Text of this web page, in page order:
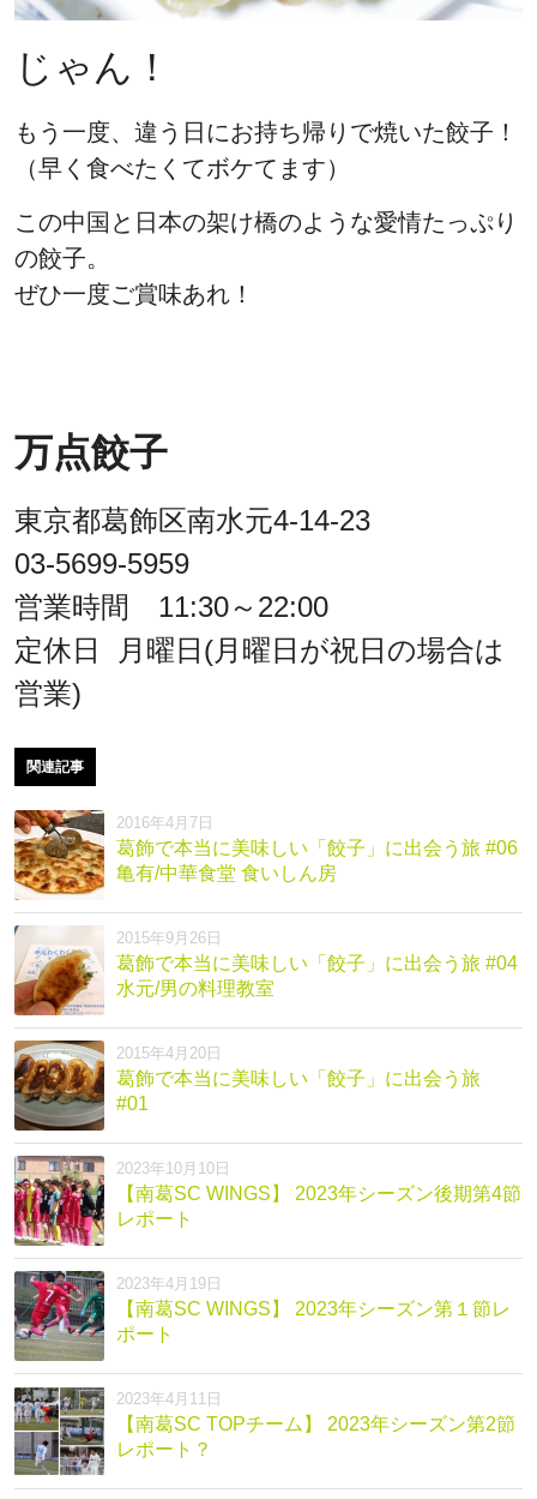
じゃん！
もう一度、違う日にお持ち帰りで焼いた餃子！
（早く食べたくてボケてます）
この中国と日本の架け橋のような愛情たっぷり
の餃子。
ぜひ一度ご賞味あれ！
万点餃子
東京都葛飾区南水元4-14-23
03-5699-5959
営業時間 11:30～22:00
定休日 月曜日(月曜日が祝日の場合は
営業)
関連記事
2016年4月7日
葛飾で本当に美味しい「餃子」に出会う旅 #06
亀有/中華食堂 食いしん房
2015年9月26日
葛飾で本当に美味しい「餃子」に出会う旅 #04
水元/男の料理教室
2015年4月20日
葛飾で本当に美味しい「餃子」に出会う旅
#01
2023年10月10日
【南葛SC WINGS】 2023年シーズン後期第4節
レポート
2023年4月19日
【南葛SC WINGS】 2023年シーズン第１節レ
ポート
2023年4月11日
【南葛SC TOPチーム】 2023年シーズン第2節
レポート？